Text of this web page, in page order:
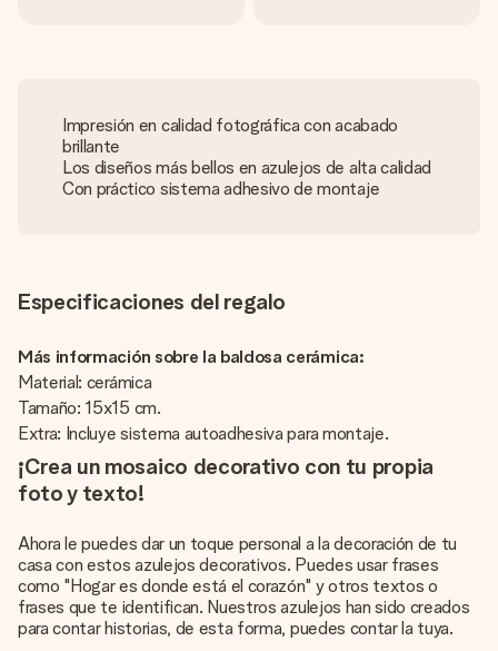
Impresión en calidad fotográfica con acabado
brillante
Los diseños más bellos en azulejos de alta calidad
Con práctico sistema adhesivo de montaje
Especificaciones del regalo
Más información sobre la baldosa cerámica:
Material: cerámica
Tamaño: 15x15 cm.
Extra: Incluye sistema autoadhesiva para montaje.
¡Crea un mosaico decorativo con tu propia
foto y texto!
Ahora le puedes dar un toque personal a la decoración de tu
casa con estos azulejos decorativos. Puedes usar frases
como "Hogar es donde está el corazón" y otros textos o
frases que te identifican. Nuestros azulejos han sido creados
para contar historias, de esta forma, puedes contar la tuya.